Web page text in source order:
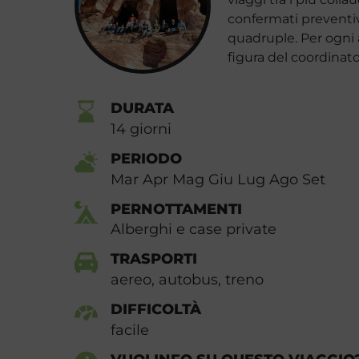
confermati
quadruple. Per
figura del
DURATA
14giorni
PERIODO
Mar Apr Mag Giu Lug Ago Set
PERNOTTAMENTI
Alberghi e case private
TRASPORTI
aereo, autobus, treno
DIFFICOLTÀ
facile